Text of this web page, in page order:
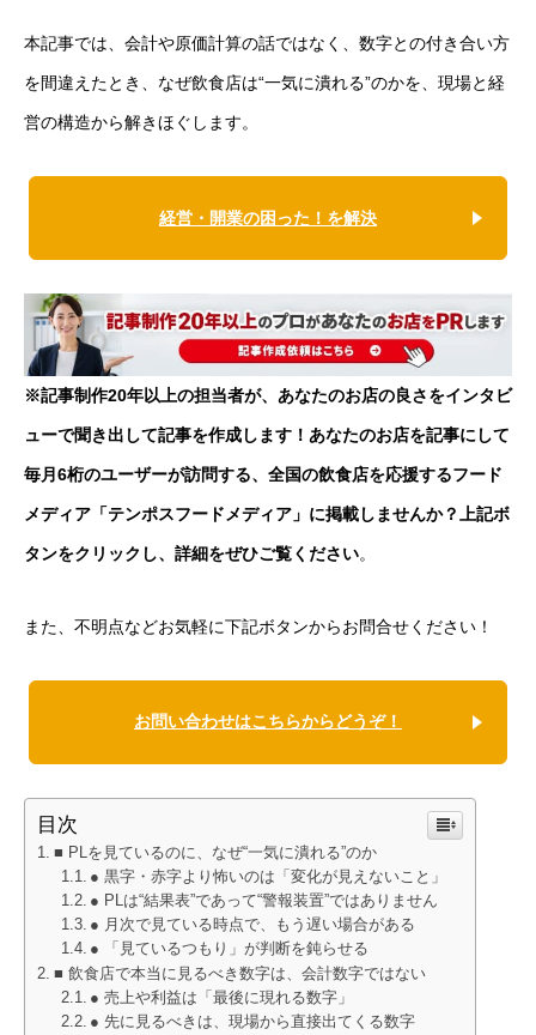
本記事では、会計や原価計算の話ではなく、数字との付き合い方
を間違えたとき、なぜ飲食店は“一気に潰れる”のかを、現場と経
営の構造から解きほぐします。
経営・開業の困った！を解決
※記事制作20年以上の担当者が、あなたのお店の良さをインタビ
ューで聞き出して記事を作成します！あなたのお店を記事にして
毎月6桁のユーザーが訪問する、全国の飲食店を応援するフード
メディア「テンポスフードメディア」に掲載しませんか？上記ボ
タンをクリックし、詳細をぜひご覧ください。
また、不明点などお気軽に下記ボタンからお問合せください！
お問い合わせはこちらからどうぞ！
目次
■ PLを見ているのに、なぜ“一気に潰れる”のか
● 黒字・赤字より怖いのは「変化が見えないこと」
● PLは“結果表”であって“警報装置”ではありません
● 月次で見ている時点で、もう遅い場合がある
● 「見ているつもり」が判断を鈍らせる
■ 飲食店で本当に見るべき数字は、会計数字ではない
● 売上や利益は「最後に現れる数字」
● 先に見るべきは、現場から直接出てくる数字